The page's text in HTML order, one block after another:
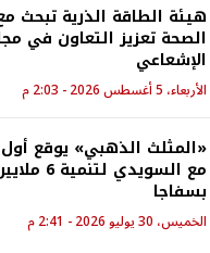
هيئة الطاقة الذرية تبحث
الصحة تعزيز التعاون في
الإشعاعي
الأربعاء، 5 أغسطس 2026 - 2:03 م
«المثلث الذهبي» يوقع
مع
بسفاجا
الخميس، 30 يوليو 2026 - 2:41 م